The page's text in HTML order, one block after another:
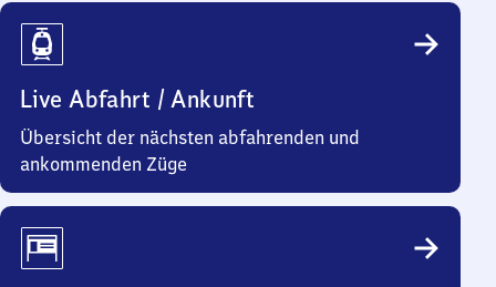
Reiseinfos
Live Abfahrt / Ankunft
Übersicht der nächsten abfahrenden und
ankommenden Züge